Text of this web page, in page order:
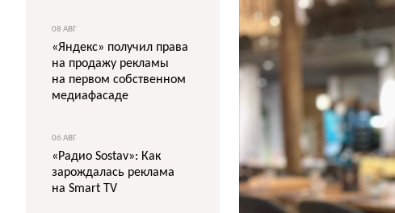
08 АВГ
«Яндекс» получил права
на продажу рекламы
на первом собственном
медиафасаде
06 АВГ
«Радио Sostav»: Как
зарождалась реклама
на Smart TV